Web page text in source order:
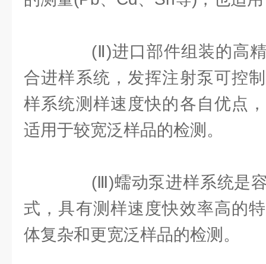
(Ⅱ)进口部件组装的高精
合进样系统，发挥注射泵可控
样系统测样速度快的各自优点
适用于较宽泛样品的检测。
(Ⅲ)蠕动泵进样系统是容
式，具有测样速度快效率高的
体复杂和更宽泛样品的检测。